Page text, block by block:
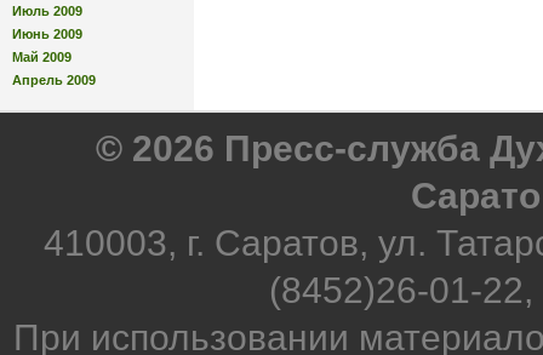
Июль 2009
Июнь 2009
Май 2009
Апрель 2009
© 2026 Пресс-служба
410003, г. Саратов, ул.
(8452)26-01-
При использовании